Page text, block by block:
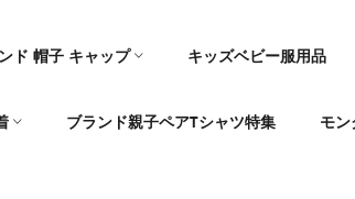
ド 帽子 キャップ キッズベビー服用品
ブランド親子ペアTシャツ特集 モン